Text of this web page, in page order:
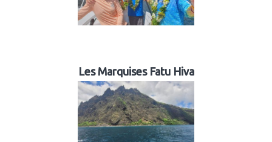
Les Marquises Fatu Hiva